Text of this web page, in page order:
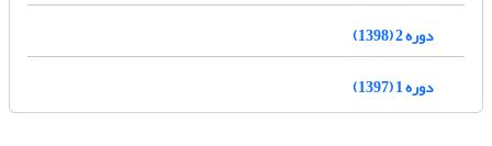
دوره 2 (1398)
دوره 1 (1397)